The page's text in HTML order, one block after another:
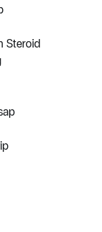
Steroid